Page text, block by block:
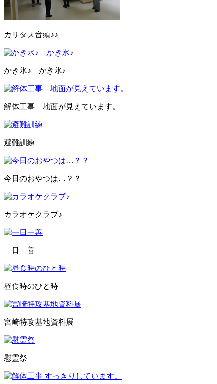
カリタス音頭♪♪
かき氷♪ かき氷♪
解体工事 地面が見えています。
避難訓練
今日のおやつは…？？
カラオケクラブ♪
一日一善
昼食時のひと時
宮崎特攻基地資料展
慰霊祭